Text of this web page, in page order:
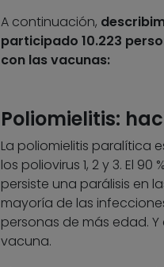
A continuación,
participado 10.223
con las vacunas:
Poliomielitis:
La poliomielitis paralítica
los poliovirus 1, 2 y 3. El
persiste una parálisis en
mayoría de las
personas de más edad.
vacuna.